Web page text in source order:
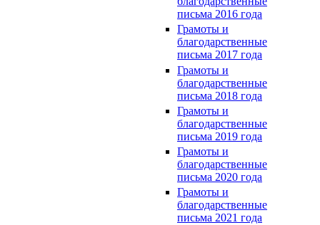
письма 2016 года
Грамоты и
благодарственные
письма 2017 года
Грамоты и
благодарственные
письма 2018 года
Грамоты и
благодарственные
письма 2019 года
Грамоты и
благодарственные
письма 2020 года
Грамоты и
благодарственные
письма 2021 года